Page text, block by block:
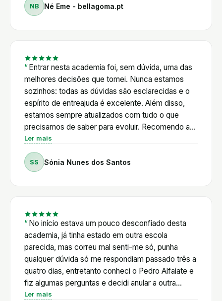
contacto diretamente com ele. Ainda antes de ser
aluna, mostrou uma enorme disponibilidade para
Shopifyers. Posso dizer, sem qualquer hesitação,
que foi um dos melhores investimentos que fiz no
meu percurso profissional. O Pedro alia um
conhecimento técnico muito profundo a um
enorme sentido de responsabilidade para com os
seus alunos. Nunca deixa uma dúvida por
responder. Está sempre disponível para orientar,
esclarecer e acompanhar, independentemente do
nível de experiência de cada um. O que mais
valorizo é que não ensina apenas a construir lojas
Shopify. Ensina a pensar, a resolver problemas e a
verdadeira entreajuda e um acompanhamento
constante.
NB Né Eme - bellagoma.pt
Entrar nesta academia foi, sem dúvida, uma das
melhores decisões que tomei. Nunca estamos
sozinhos: todas as dúvidas são esclarecidas e o
espírito de entreajuda é excelente. Além disso,
estamos sempre atualizados com tudo o que
precisamos de saber para evoluir. Recomendo a
100%!
Ler mais
SS Sónia Nunes dos Santos
No início estava um pouco desconfiado desta
academia, já tinha estado em outra escola
parecida, mas correu mal senti-me só, punha
qualquer dúvida só me respondiam passado três a
quatro dias, entretanto conheci o Pedro Alfaiate e
fiz algumas perguntas e decidi anular a outra
escola vi a primeira aula online e decidi logo entrar
Ler mais